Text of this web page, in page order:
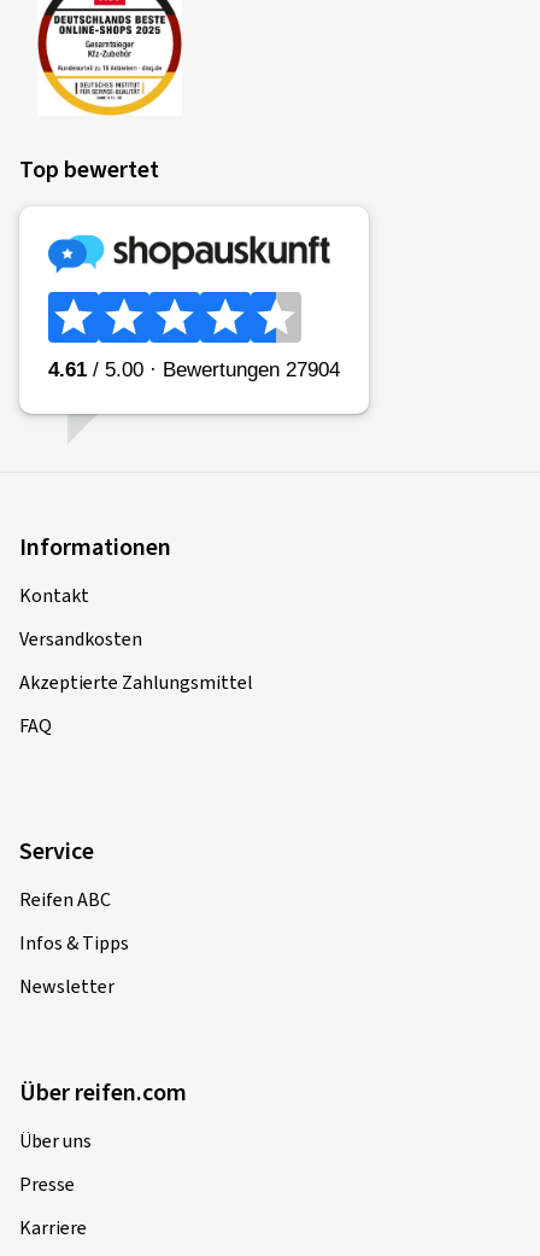
Top bewertet
Informationen
Kontakt
Versandkosten
Akzeptierte Zahlungsmittel
FAQ
Service
Reifen ABC
Infos & Tipps
Newsletter
Über reifen.com
Über uns
Presse
Karriere